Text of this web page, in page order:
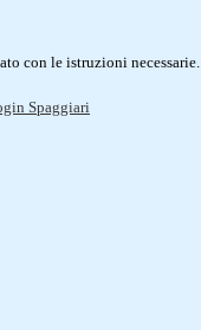
con le istruzioni necessarie.
Spaggiari